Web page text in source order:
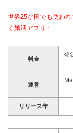
世界25か国でも使わ
く婚活アプリ！
料金
登
運営
リリース年